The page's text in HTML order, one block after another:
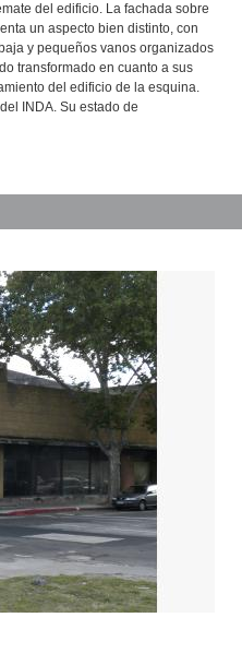
del edificio. La fachada sobre
un aspecto bien distinto, con
y pequeños vanos organizados
transformado en cuanto a sus
del edificio de la esquina.
INDA. Su estado de